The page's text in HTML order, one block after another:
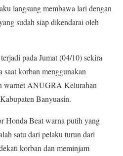
langsung membawa lari dengan
sudah siap dikendarai oleh
pada Jumat (04/10) sekira
korban menggunakan
warnet ANUGRA Kelurahan
Banyuasin.
Honda Beat warna putih yang
satu dari pelaku turun dari
korban dan meminjam